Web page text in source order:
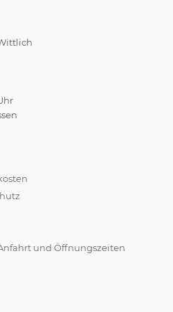
und Öffnungszeiten